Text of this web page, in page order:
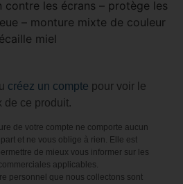
les écrans – protège les
– monture mixte de couleur
écaille miel
créez un compte pour voir le
de ce produit.
de votre compte ne comporte aucun
et ne vous oblige à rien. Elle est
de mieux vous informer sur les
applicables.
personnel que nous collectons sont